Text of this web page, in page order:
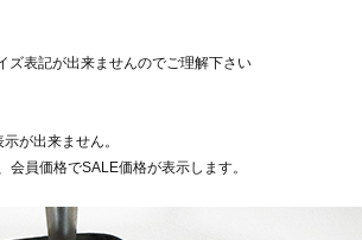
ズ表記が出来ませんのでご理解下さい
が出来ません。
員価格でSALE価格が表示します。